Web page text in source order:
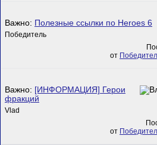
Важно: Полезные ссылки по Heroes 6
Победитель
от
Важно: [ИНФОРМАЦИЯ] Герои
фракций
Vlad
от